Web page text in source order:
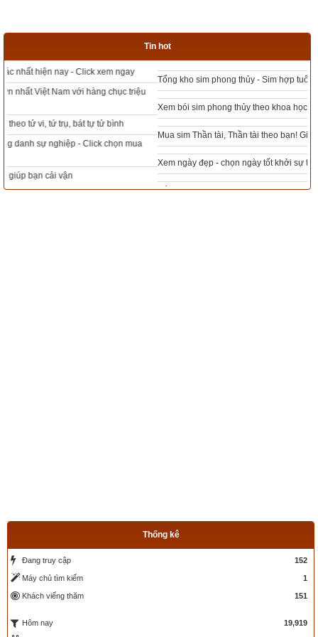
Ngày khởi sự (DL)
Xem ngày
Tác giả bài viết:Thầy Uri – Chuyên gia phong thủy và tâm linh của
Tin hot
Tổng kho sim phong thủy - Sim hợp tuổi - Sim hợp mệnh giá rẻ nhất thị trường
Xem bói sim phong thủy theo khoa học tử vi, tứ trụ chính xác nhất
Mua sim Thần tài, Thần tài theo bạn! Giao sim miễn phí
Xem ngày đẹp - chọn ngày tốt khởi sự theo kinh dịch chính xác nhất
Tổng Kho Sim Năm sinh 0x - 9x - 8x -7x -6x giá rẻ nhất thị trường - Click xem
Khách viếng thăm 151